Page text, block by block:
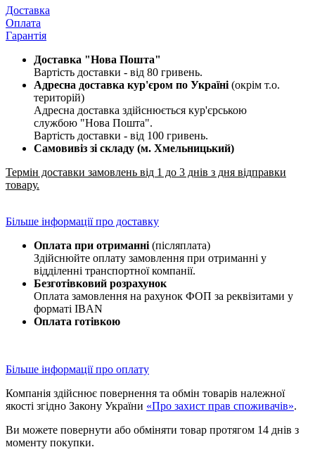
Доставка
Оплата
Гарантія
Доставка "Нова Пошта"
Вартість доставки - від 80 гривень.
Адресна доставка кур'єром по Україні (окрім т.о.
територій)
Адресна доставка здійснюється кур'єрською
службою "Нова Пошта".
Вартість доставки - від 100 гривень.
Самовивіз зі складу (м. Хмельницький)
Термін доставки замовлень від 1 до 3 днів з дня відправки
товару.
Більше інформації про доставку
Оплата при отриманні (післяплата)
Здійснюйте оплату замовлення при отриманні у
відділенні транспортної компанії.
Безготівковий розрахунок
Оплата замовлення на рахунок ФОП за реквізитами у
форматі IBAN
Оплата готівкою
Більше інформації про оплату
Компанія здійснює повернення та обмін товарів належної
якості згідно Закону України «Про захист прав споживачів».
Ви можете повернути або обміняти товар протягом 14 днів з
моменту покупки.